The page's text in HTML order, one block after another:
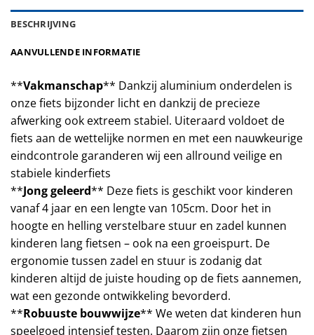
BESCHRIJVING
AANVULLENDE INFORMATIE
**Vakmanschap** Dankzij aluminium onderdelen is
onze fiets bijzonder licht en dankzij de precieze
afwerking ook extreem stabiel. Uiteraard voldoet de
fiets aan de wettelijke normen en met een nauwkeurige
eindcontrole garanderen wij een allround veilige en
stabiele kinderfiets
**Jong geleerd** Deze fiets is geschikt voor kinderen
vanaf 4 jaar en een lengte van 105cm. Door het in
hoogte en helling verstelbare stuur en zadel kunnen
kinderen lang fietsen – ook na een groeispurt. De
ergonomie tussen zadel en stuur is zodanig dat
kinderen altijd de juiste houding op de fiets aannemen,
wat een gezonde ontwikkeling bevorderd.
**Robuuste bouwwijze** We weten dat kinderen hun
speelgoed intensief testen. Daarom zijn onze fietsen